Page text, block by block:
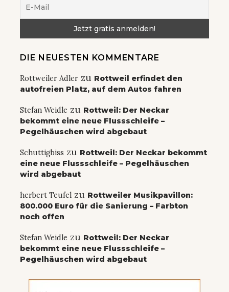
DIE NEUESTEN KOMMENTARE
Rottweiler Adler zu Rottweil erfindet den
autofreien Platz, auf dem Autos fahren
Stefan Weidle zu Rottweil: Der Neckar
bekommt eine neue Flussschleife –
Pegelhäuschen wird abgebaut
Schuttigbiss zu Rottweil: Der Neckar bekommt
eine neue Flussschleife – Pegelhäuschen
wird abgebaut
herbert Teufel zu Rottweiler Musikpavillon:
800.000 Euro für die Sanierung – Farbton
noch offen
Stefan Weidle zu Rottweil: Der Neckar
bekommt eine neue Flussschleife –
Pegelhäuschen wird abgebaut